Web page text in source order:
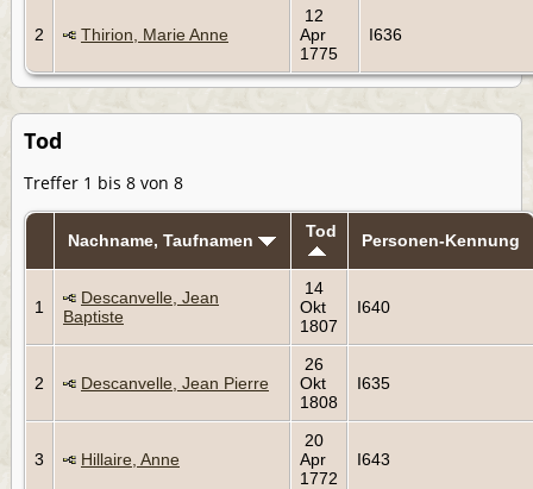
2 Thirion, Marie Anne
12
Apr
1775
I636
Tod
Treffer 1 bis 8 von 8
Nachname, Taufnamen Tod Personen-Kennung
1
Descanvelle, Jean
Baptiste
14
Okt
1807
I640
2 Descanvelle, Jean Pierre
26
Okt
1808
I635
3 Hillaire, Anne
20
Apr
1772
I643